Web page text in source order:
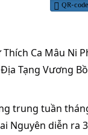
QR-code
Ca Mâu Ni
Tạng Vương
trung tuần
Nguyên diễn ra